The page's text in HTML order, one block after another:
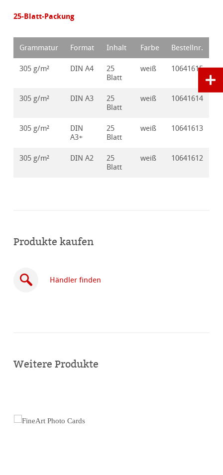
25-Blatt-Packung
Grammatur Format Inhalt Farbe Bestellnr.
305 g/m² DIN A4
25
Blatt
weiß 10641615
305 g/m² DIN A3
25
Blatt
weiß 10641614
305 g/m²
DIN
A3+
25
Blatt
weiß 10641613
305 g/m² DIN A2
25
Blatt
weiß 10641612
Produkte kaufen
Händler finden
Weitere Produkte